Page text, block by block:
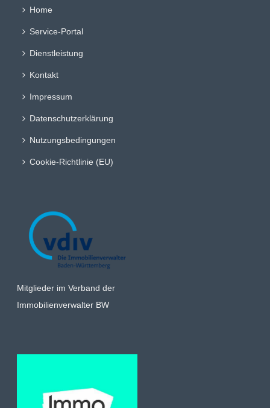
Home
Service-Portal
Dienstleistung
Kontakt
Impressum
Datenschutzerklärung
Nutzungsbedingungen
Cookie-Richtlinie (EU)
Mitglieder im Verband der
Immobilienverwalter BW